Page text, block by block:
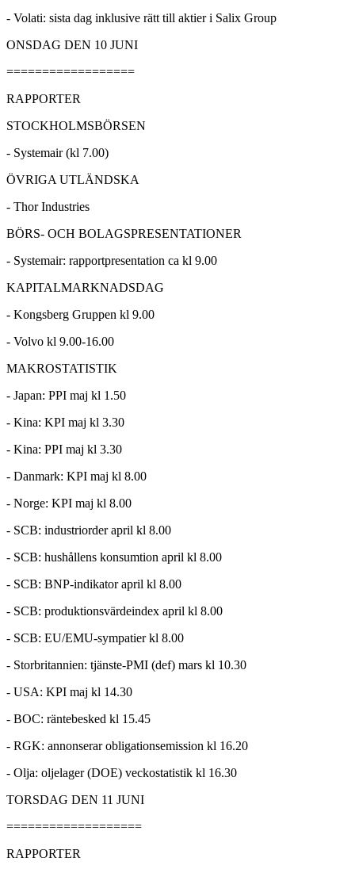
- Volati: sista dag inklusive rätt till aktier i Salix Group
ONSDAG DEN 10 JUNI
==================
RAPPORTER
STOCKHOLMSBÖRSEN
- Systemair (kl 7.00)
ÖVRIGA UTLÄNDSKA
- Thor Industries
BÖRS- OCH BOLAGSPRESENTATIONER
- Systemair: rapportpresentation ca kl 9.00
KAPITALMARKNADSDAG
- Kongsberg Gruppen kl 9.00
- Volvo kl 9.00-16.00
MAKROSTATISTIK
- Japan: PPI maj kl 1.50
- Kina: KPI maj kl 3.30
- Kina: PPI maj kl 3.30
- Danmark: KPI maj kl 8.00
- Norge: KPI maj kl 8.00
- SCB: industriorder april kl 8.00
- SCB: hushållens konsumtion april kl 8.00
- SCB: BNP-indikator april kl 8.00
- SCB: produktionsvärdeindex april kl 8.00
- SCB: EU/EMU-sympatier kl 8.00
- Storbritannien: tjänste-PMI (def) mars kl 10.30
- USA: KPI maj kl 14.30
- BOC: räntebesked kl 15.45
- RGK: annonserar obligationsemission kl 16.20
- Olja: oljelager (DOE) veckostatistik kl 16.30
TORSDAG DEN 11 JUNI
===================
RAPPORTER